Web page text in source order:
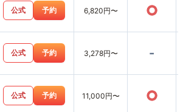
公式 予約 6,820円〜 ○
公式 予約 3,278円〜 -
公式 予約 11,000円〜 ○